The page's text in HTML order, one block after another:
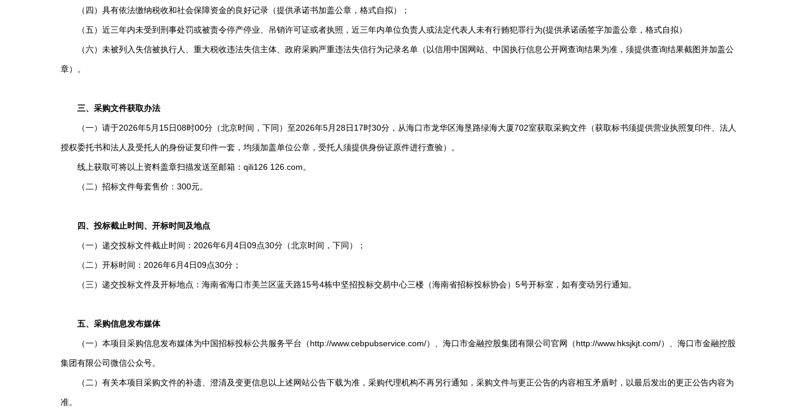
（四）具有依法缴纳税收和社会保障资金的良好记录（提供承诺书加盖公章，格式自拟）；
（五）近三年内未受到刑事处罚或被责令停产停业、吊销许可证或者执照，近三年内单位负责人或法定代表人未有行贿犯罪行为(提供承诺函签字加盖公章，格式自拟）
（六）未被列入失信被执行人、重大税收违法失信主体、政府采购严重违法失信行为记录名单（以信用中国网站、中国执行信息公开网查询结果为准，须提供查询结果截图并加盖公
章）。
三、采购文件获取办法
（一）请于2026年5月15日08时00分（北京时间，下同）至2026年5月28日17时30分，从海口市龙华区海垦路绿海大厦702室获取采购文件（获取标书须提供营业执照复印件、法人
授权委托书和法人及受托人的身份证复印件一套，均须加盖单位公章，受托人须提供身份证原件进行查验）。
线上获取可将以上资料盖章扫描发送至邮箱：qili126 126.com。
（二）招标文件每套售价：300元。
四、投标截止时间、开标时间及地点
（一）递交投标文件截止时间：2026年6月4日09点30分（北京时间，下同）；
（二）开标时间：2026年6月4日09点30分；
（三）递交投标文件及开标地点：海南省海口市美兰区蓝天路15号4栋中坚招投标交易中心三楼（海南省招标投标协会）5号开标室，如有变动另行通知。
五、采购信息发布媒体
（一）本项目采购信息发布媒体为中国招标投标公共服务平台（http://www.cebpubservice.com/）、海口市金融控股集团有限公司官网（http://www.hksjkjt.com/）、海口市金融控股
集团有限公司微信公众号。
（二）有关本项目采购文件的补遗、澄清及变更信息以上述网站公告下载为准，采购代理机构不再另行通知，采购文件与更正公告的内容相互矛盾时，以最后发出的更正公告内容为
准。